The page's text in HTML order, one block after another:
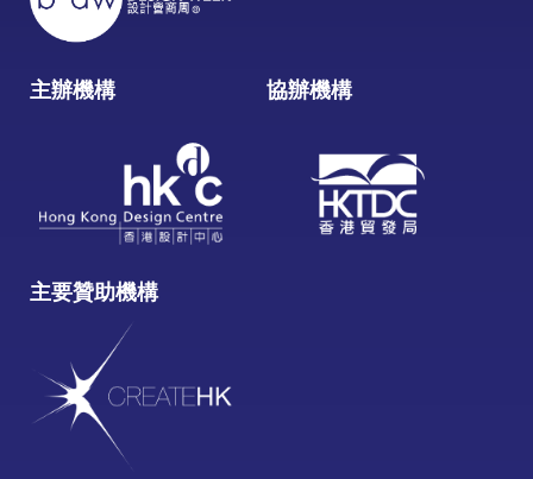
主辦機構 協辦機構
主要贊助機構